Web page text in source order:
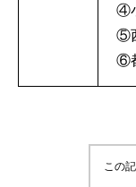
④
⑤
⑥
この